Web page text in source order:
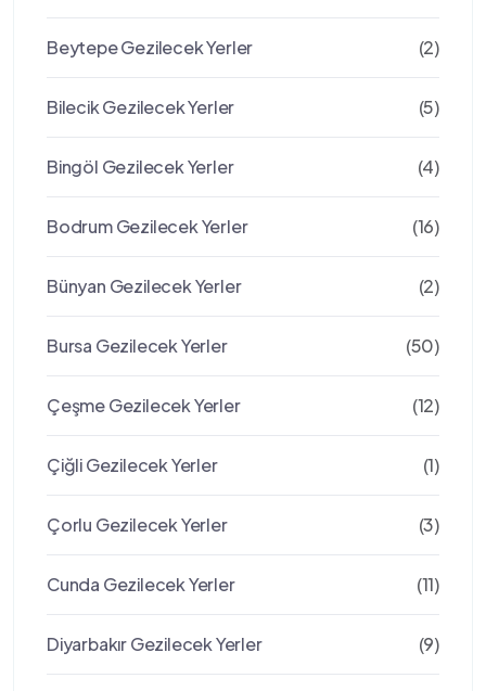
Beytepe Gezilecek Yerler (2)
Bilecik Gezilecek Yerler (5)
Bingöl Gezilecek Yerler (4)
Bodrum Gezilecek Yerler (16)
Bünyan Gezilecek Yerler (2)
Bursa Gezilecek Yerler (50)
Çeşme Gezilecek Yerler (12)
Çiğli Gezilecek Yerler (1)
Çorlu Gezilecek Yerler (3)
Cunda Gezilecek Yerler (11)
Diyarbakır Gezilecek Yerler (9)